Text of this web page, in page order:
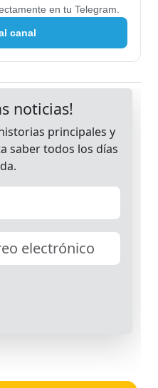
en tu Telegram.
canal